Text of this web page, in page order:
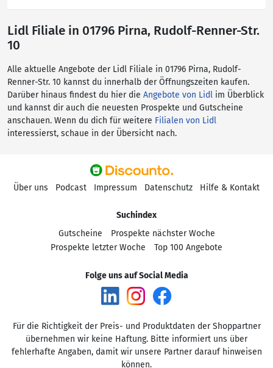
Lidl Filiale in 01796 Pirna, Rudolf-Renner-Str.
10
Alle aktuelle Angebote der Lidl Filiale in 01796 Pirna, Rudolf-
Renner-Str. 10 kannst du innerhalb der Öffnungszeiten kaufen.
Darüber hinaus findest du hier die Angebote von Lidl im Überblick
und kannst dir auch die neuesten Prospekte und Gutscheine
anschauen. Wenn du dich für weitere Filialen von Lidl
interessierst, schaue in der Übersicht nach.
Über uns Podcast Impressum Datenschutz Hilfe & Kontakt
Suchindex
Gutscheine
Prospekte nächster Woche
Prospekte letzter Woche
Top 100 Angebote
Folge uns auf Social Media
Für die Richtigkeit der Preis- und Produktdaten der Shoppartner
übernehmen wir keine Haftung. Bitte informiert uns über
fehlerhafte Angaben, damit wir unsere Partner darauf hinweisen
können.